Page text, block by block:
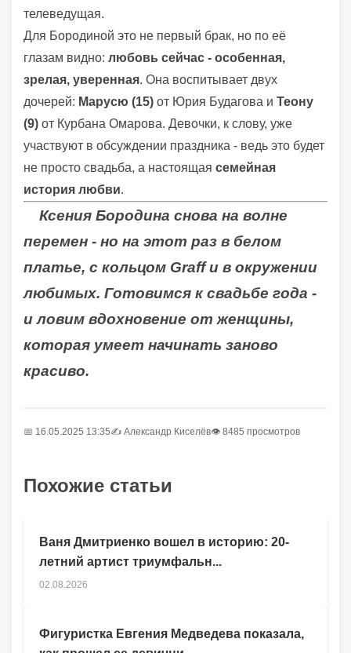
телеведущая.
Для Бородиной это не первый брак, но по её
глазам видно: любовь сейчас - особенная,
зрелая, уверенная. Она воспитывает двух
дочерей: Марусю (15) от Юрия Будагова и Теону
(9) от Курбана Омарова. Девочки, к слову, уже
участвуют в обсуждении праздника - ведь это будет
не просто свадьба, а настоящая семейная
история любви.
Ксения Бородина снова на волне
перемен - но на этот раз в белом
платье, с кольцом Graff и в окружении
любимых. Готовимся к свадьбе года -
и ловим вдохновение от женщины,
которая умеет начинать заново
красиво.
📅 16.05.2025 13:35✍️ Александр Киселёв👁 8485 просмотров
Похожие статьи
Ваня Дмитриенко вошел в историю: 20-
летний артист триумфальн...
02.08.2026
Фигуристка Евгения Медведева показала,